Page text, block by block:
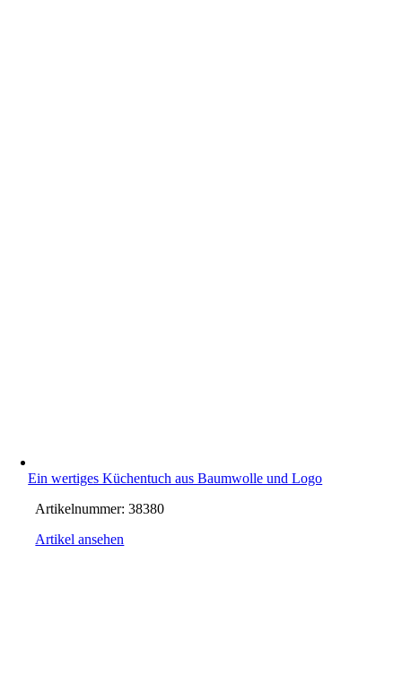
Ein wertiges Küchentuch aus Baumwolle und Logo
Artikelnummer:38380
Artikel ansehen